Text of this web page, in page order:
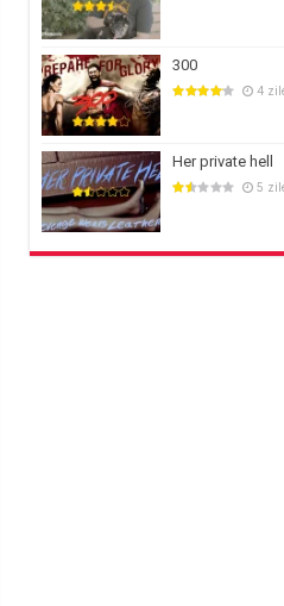
300
4
Her private hell
5